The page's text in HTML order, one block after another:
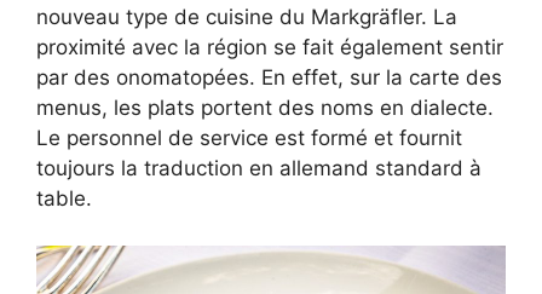
nouveau type de cuisine du Markgräfler. La
proximité avec la région se fait également sentir
par des onomatopées. En effet, sur la carte des
menus, les plats portent des noms en dialecte.
Le personnel de service est formé et fournit
toujours la traduction en allemand standard à
table.